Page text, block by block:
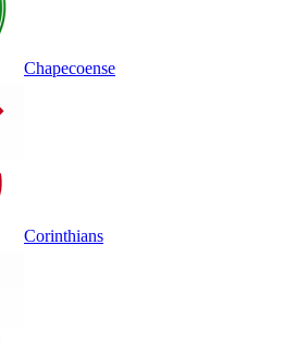
Chapecoense
Corinthians